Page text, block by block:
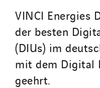
VINCI Energies
der besten
(DIUs) im
mit dem Digital
geehrt.